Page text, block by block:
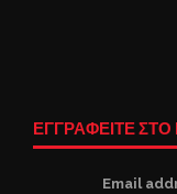
ΕΓΓΡΑΦΕΙΤΕ ΣΤΟ
Email